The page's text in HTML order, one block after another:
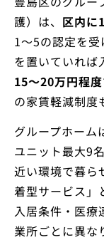
護）は、 区内に
1〜5の認定を
を置いていれば
15〜20万円程度
の家賃軽減制度
グループホーム
ユニット最大9
近い環境で暮ら
着型サービス」
入居条件・医療
業所ごとに異な